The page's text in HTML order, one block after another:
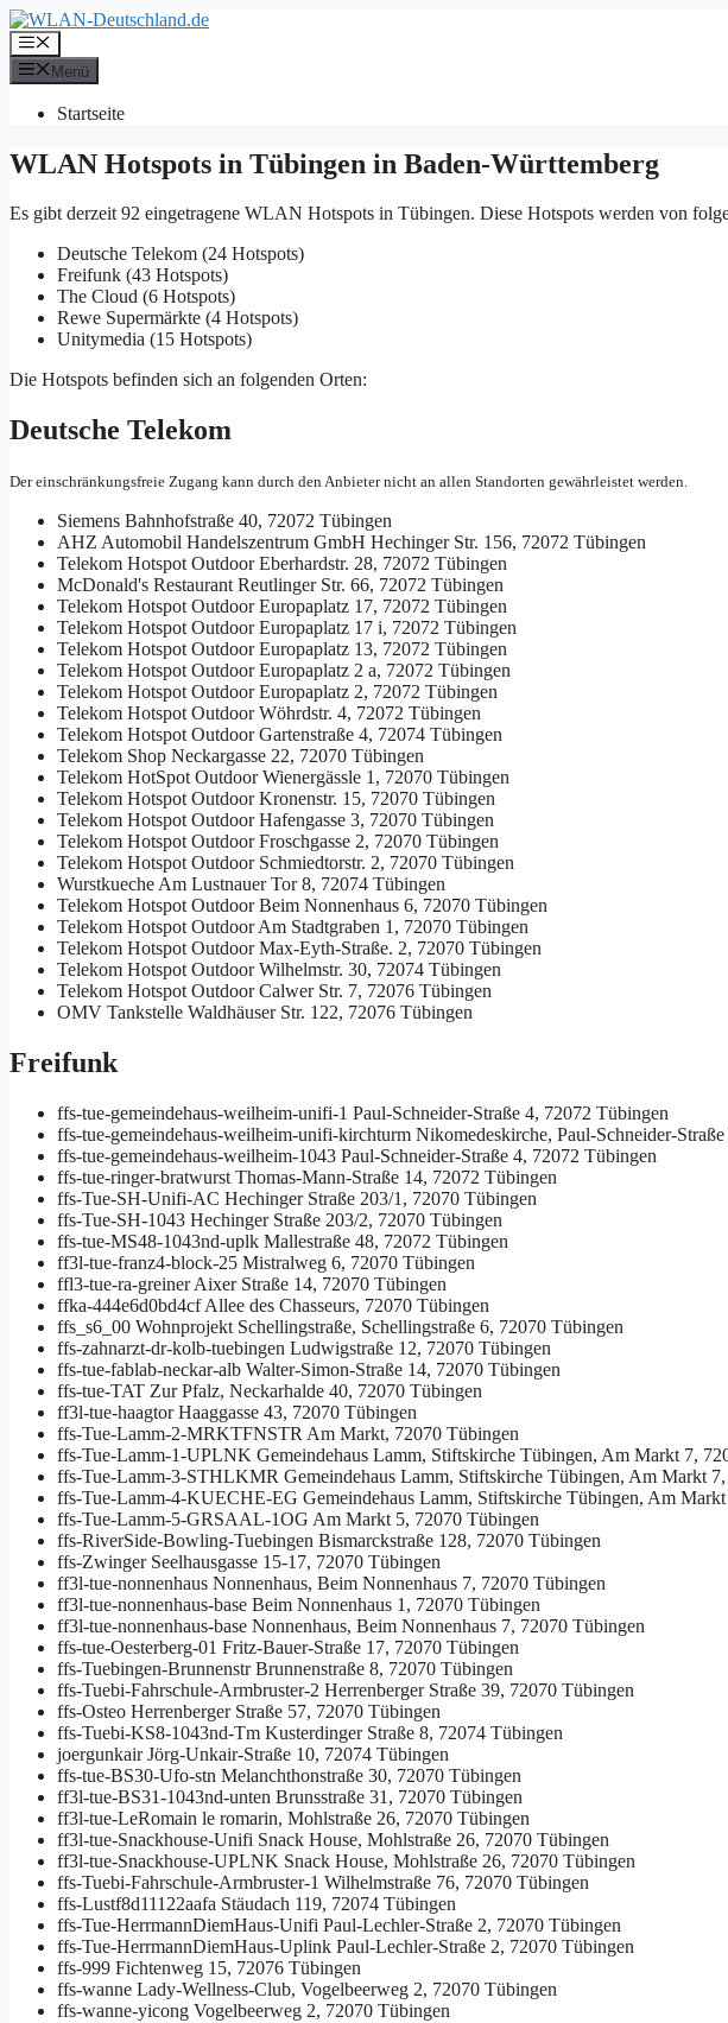
Zum
Inhalt
springen
Menü
Menü
Startseite
WLAN Hotspots in Tübingen in Baden-Württemberg
Es gibt derzeit 92 eingetragene WLAN Hotspots in Tübingen. Diese Hotspots werden von
Deutsche Telekom (24 Hotspots)
Freifunk (43 Hotspots)
The Cloud (6 Hotspots)
Rewe Supermärkte (4 Hotspots)
Unitymedia (15 Hotspots)
Die Hotspots befinden sich an folgenden Orten:
Deutsche Telekom
Der einschränkungsfreie Zugang kann durch den Anbieter nicht an allen Standorten gewährleistet werden.
Siemens Bahnhofstraße 40, 72072 Tübingen
AHZ Automobil Handelszentrum GmbH Hechinger Str. 156, 72072 Tübingen
Telekom Hotspot OutdoorEberhardstr. 28, 72072 Tübingen
McDonald's Restaurant Reutlinger Str. 66, 72072 Tübingen
Telekom Hotspot OutdoorEuropaplatz 17, 72072 Tübingen
Telekom Hotspot OutdoorEuropaplatz 17 i, 72072 Tübingen
Telekom Hotspot OutdoorEuropaplatz 13, 72072 Tübingen
Telekom Hotspot OutdoorEuropaplatz 2 a, 72072 Tübingen
Telekom Hotspot OutdoorEuropaplatz 2, 72072 Tübingen
Telekom Hotspot OutdoorWöhrdstr. 4, 72072 Tübingen
Telekom Hotspot OutdoorGartenstraße 4, 72074 Tübingen
Telekom Shop Neckargasse 22, 72070 Tübingen
Telekom HotSpot OutdoorWienergässle 1, 72070 Tübingen
Telekom Hotspot OutdoorKronenstr. 15, 72070 Tübingen
Telekom Hotspot OutdoorHafengasse 3, 72070 Tübingen
Telekom Hotspot OutdoorFroschgasse 2, 72070 Tübingen
Telekom Hotspot OutdoorSchmiedtorstr. 2, 72070 Tübingen
Wurstkueche Am Lustnauer Tor 8, 72074 Tübingen
Telekom Hotspot OutdoorBeim Nonnenhaus 6, 72070 Tübingen
Telekom Hotspot OutdoorAm Stadtgraben 1, 72070 Tübingen
Telekom Hotspot OutdoorMax-Eyth-Straße. 2, 72070 Tübingen
Telekom Hotspot OutdoorWilhelmstr. 30, 72074 Tübingen
Telekom Hotspot OutdoorCalwer Str. 7, 72076 Tübingen
OMV Tankstelle Waldhäuser Str. 122, 72076 Tübingen
Freifunk
ffs-tue-gemeindehaus-weilheim-unifi-1 Paul-Schneider-Straße 4, 72072 Tübingen
ffs-tue-gemeindehaus-weilheim-unifi-kirchturm Nikomedeskirche, Paul-Schneider-
ffs-tue-gemeindehaus-weilheim-1043 Paul-Schneider-Straße 4, 72072 Tübingen
ffs-tue-ringer-bratwurst Thomas-Mann-Straße 14, 72072 Tübingen
ffs-Tue-SH-Unifi-AC Hechinger Straße 203/1, 72070 Tübingen
ffs-Tue-SH-1043 Hechinger Straße 203/2, 72070 Tübingen
ffs-tue-MS48-1043nd-uplk Mallestraße 48, 72072 Tübingen
ff3l-tue-franz4-block-25 Mistralweg 6, 72070 Tübingen
ffl3-tue-ra-greinerAixer Straße 14, 72070 Tübingen
ffka-444e6d0bd4cfAllee des Chasseurs, 72070 Tübingen
ffs_s6_00 Wohnprojekt Schellingstraße, Schellingstraße 6, 72070 Tübingen
ffs-zahnarzt-dr-kolb-tuebingen Ludwigstraße 12, 72070 Tübingen
ffs-tue-fablab-neckar-alb Walter-Simon-Straße 14, 72070 Tübingen
ffs-tue-TAT Zur Pfalz, Neckarhalde 40, 72070 Tübingen
ff3l-tue-haagtorHaaggasse 43, 72070 Tübingen
ffs-Tue-Lamm-2-MRKTFNSTR Am Markt, 72070 Tübingen
ffs-Tue-Lamm-1-UPLNK Gemeindehaus Lamm, Stiftskirche Tübingen, Am Markt 7,
ffs-Tue-Lamm-3-STHLKMR Gemeindehaus Lamm, Stiftskirche Tübingen, Am Markt
ffs-Tue-Lamm-4-KUECHE-EG Gemeindehaus Lamm, Stiftskirche Tübingen, Am
ffs-Tue-Lamm-5-GRSAAL-1OG Am Markt 5, 72070 Tübingen
ffs-RiverSide-Bowling-Tuebingen Bismarckstraße 128, 72070 Tübingen
ffs-ZwingerSeelhausgasse 15-17, 72070 Tübingen
ff3l-tue-nonnenhaus Nonnenhaus, Beim Nonnenhaus 7, 72070 Tübingen
ff3l-tue-nonnenhaus-base Beim Nonnenhaus 1, 72070 Tübingen
ff3l-tue-nonnenhaus-base Nonnenhaus, Beim Nonnenhaus 7, 72070 Tübingen
ffs-tue-Oesterberg-01 Fritz-Bauer-Straße 17, 72070 Tübingen
ffs-Tuebingen-BrunnenstrBrunnenstraße 8, 72070 Tübingen
ffs-Tuebi-Fahrschule-Armbruster-2 Herrenberger Straße 39, 72070 Tübingen
ffs-Osteo Herrenberger Straße 57, 72070 Tübingen
ffs-Tuebi-KS8-1043nd-Tm Kusterdinger Straße 8, 72074 Tübingen
joergunkairJörg-Unkair-Straße 10, 72074 Tübingen
ffs-tue-BS30-Ufo-stn Melanchthonstraße 30, 72070 Tübingen
ff3l-tue-BS31-1043nd-unten Brunsstraße 31, 72070 Tübingen
ff3l-tue-LeRomain le romarin, Mohlstraße 26, 72070 Tübingen
ff3l-tue-Snackhouse-Unifi Snack House, Mohlstraße 26, 72070 Tübingen
ff3l-tue-Snackhouse-UPLNK Snack House, Mohlstraße 26, 72070 Tübingen
ffs-Tuebi-Fahrschule-Armbruster-1 Wilhelmstraße 76, 72070 Tübingen
ffs-Lustf8d11122aafa Stäudach 119, 72074 Tübingen
ffs-Tue-HerrmannDiemHaus-Unifi Paul-Lechler-Straße 2, 72070 Tübingen
ffs-Tue-HerrmannDiemHaus-Uplink Paul-Lechler-Straße 2, 72070 Tübingen
ffs-999 Fichtenweg 15, 72076 Tübingen
ffs-wanne Lady-Wellness-Club, Vogelbeerweg 2, 72070 Tübingen
ffs-wanne-yicong Vogelbeerweg 2, 72070 Tübingen